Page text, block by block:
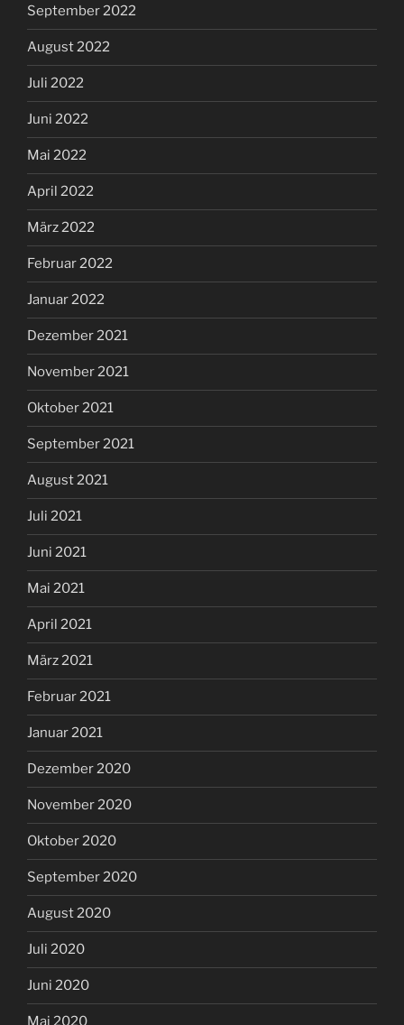
September 2022
August 2022
Juli 2022
Juni 2022
Mai 2022
April 2022
März 2022
Februar 2022
Januar 2022
Dezember 2021
November 2021
Oktober 2021
September 2021
August 2021
Juli 2021
Juni 2021
Mai 2021
April 2021
März 2021
Februar 2021
Januar 2021
Dezember 2020
November 2020
Oktober 2020
September 2020
August 2020
Juli 2020
Juni 2020
Mai 2020